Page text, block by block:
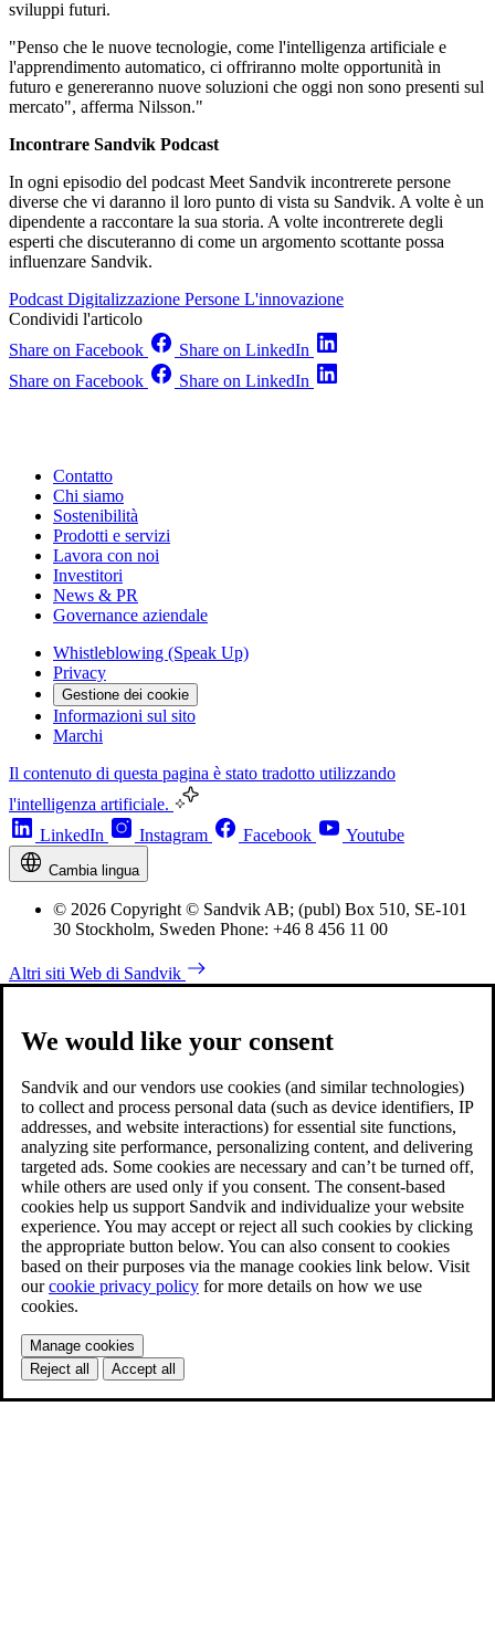
sviluppi futuri.
"Penso che le nuove tecnologie, come l'intelligenza artificiale e
l'apprendimento automatico, ci offriranno molte opportunità in
futuro e genereranno nuove soluzioni che oggi non sono presenti sul
mercato", afferma Nilsson."
Incontrare Sandvik Podcast
In ogni episodio del podcast Meet Sandvik incontrerete persone
diverse che vi daranno il loro punto di vista su Sandvik. A volte è un
dipendente a raccontare la sua storia. A volte incontrerete degli
esperti che discuteranno di come un argomento scottante possa
influenzare Sandvik.
Podcast Digitalizzazione Persone L'innovazione
Condividi l'articolo
Share on Facebook
Share on LinkedIn
Share on Facebook
Share on LinkedIn
Contatto
Chi siamo
Sostenibilità
Prodotti e servizi
Lavora con noi
Investitori
News & PR
Governance aziendale
Whistleblowing (Speak Up)
Privacy
Gestione dei cookie
Informazioni sul sito
Marchi
Il contenuto di questa pagina è stato tradotto utilizzando
l'intelligenza artificiale.
LinkedIn
Instagram Facebook Youtube
Cambia lingua
© 2026 Copyright © Sandvik AB; (publ) Box 510, SE-101
30 Stockholm, Sweden Phone: +46 8 456 11 00
Altri siti Web di Sandvik
We would like your consent
Sandvik and our vendors use cookies (and similar technologies)
to collect and process personal data (such as device identifiers, IP
addresses, and website interactions) for essential site functions,
analyzing site performance, personalizing content, and delivering
targeted ads. Some cookies are necessary and can’t be turned off,
while others are used only if you consent. The consent-based
cookies help us support Sandvik and individualize your website
experience. You may accept or reject all such cookies by clicking
the appropriate button below. You can also consent to cookies
based on their purposes via the manage cookies link below. Visit
ourcookie privacy policy for more details on how we use
cookies.
Manage cookies
Reject all
Accept all